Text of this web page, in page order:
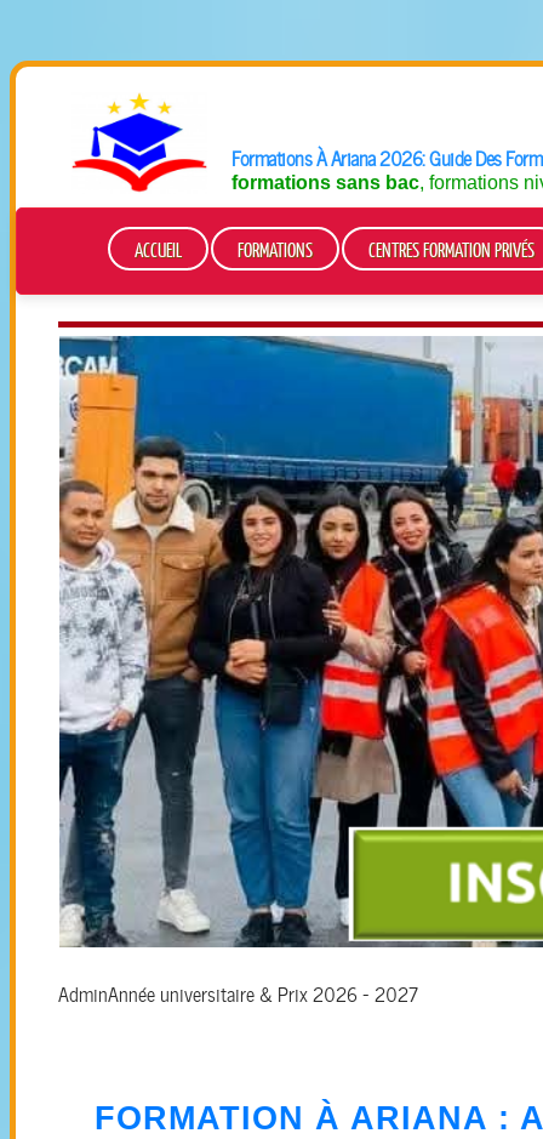
Formations À Ariana 2026: Guide Des
formations sans bac, formations
ACCUEIL FORMATIONS CENTRES FORMATION PRIVÉS
AdminAnnée universitaire & Prix 2026 - 2027
FORMATION À ARIANA :